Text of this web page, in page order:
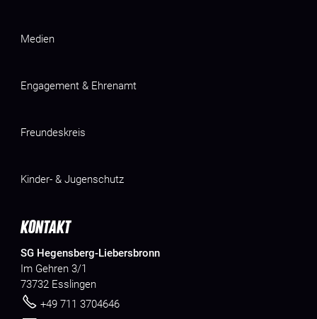
Medien
Engagement & Ehrenamt
Freundeskreis
Kinder- & Jugenschutz
KONTAKT
SG Hegensberg-Liebersbronn
Im Gehren 3/1
73732 Esslingen
+49 711 3704646